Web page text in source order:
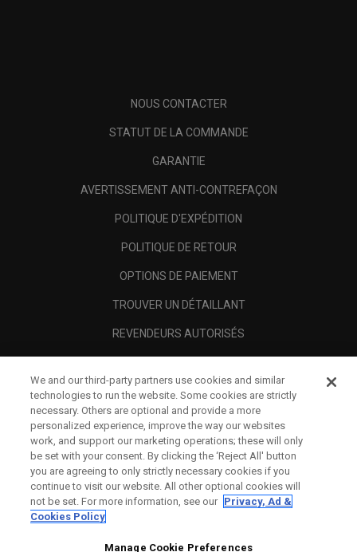
NOUS CONTACTER
STATUT DE LA COMMANDE
GARANTIE
AVERTISSEMENT ANTI-CONTREFAÇON
POLITIQUE D'EXPÉDITION
POLITIQUE DE RETOUR
OPTIONS DE PAIEMENT
TROUVER UN DÉTAILLANT
REVENDEURS AUTORISÉS
A PROPOS
MENTIONS LÉGALES
We and our third-party partners use cookies and similar
technologies to run the website. Some cookies are strictly
necessary. Others are optional and provide a more
personalized experience, improve the way our websites
work, and support our marketing operations; these will only
be set with your consent. By clicking the ‘Reject All' button
you are agreeing to only strictly necessary cookies if you
continue to visit our website. All other optional cookies will
not be set. For more information, see our Privacy, Ad &
Cookies Policy
Manage Cookie Preferences